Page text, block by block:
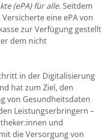
(ePA) für alle. Seitdem
eine ePA von
zur Verfügung gestellt
dem nicht
in der Digitalisierung
hat zum Ziel, den
von Gesundheitsdaten
Leistungserbringern –
und
die Versorgung von